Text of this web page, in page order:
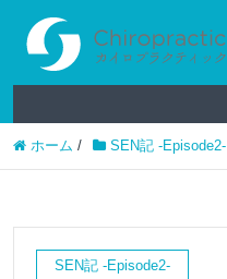
ホーム / SEN記 -Episode2-
SEN記 -Episode2-